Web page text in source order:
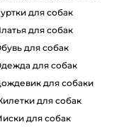
куртки для собак
платья для собак
обувь для собак
одежда для собак
дождевик для собаки
жилетки для собак
миски для собак